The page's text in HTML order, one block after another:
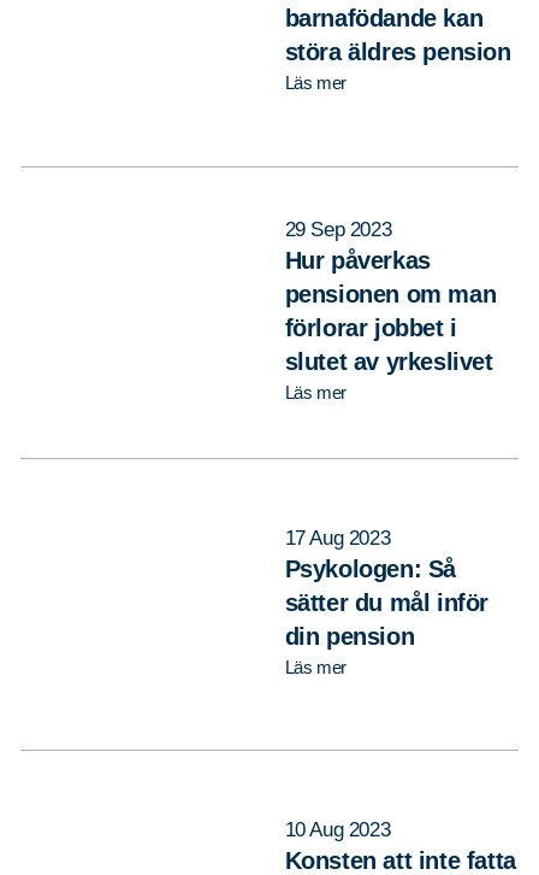
barnafödande kan
störa äldres pension
Läs mer
29 Sep 2023
Hur påverkas
pensionen om man
förlorar jobbet i
slutet av yrkeslivet
Läs mer
17 Aug 2023
Psykologen: Så
sätter du mål inför
din pension
Läs mer
10 Aug 2023
Konsten att inte fatta